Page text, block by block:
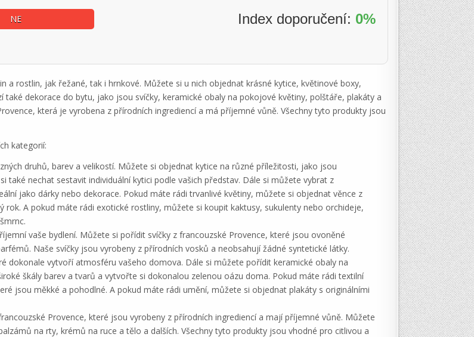
NE Index doporučení: 0%
a rostlin, jak řežané, tak i hrnkové. Můžete si u nich objednat krásné kytice, květinové boxy,
také dekorace do bytu, jako jsou svíčky, keramické obaly na pokojové květiny, polštáře, plakáty a
která je vyrobena z přírodních ingrediencí a má příjemné vůně. Všechny tyto produkty jsou
kategorií:
druhů, barev a velikostí. Můžete si objednat kytice na různé příležitosti, jako jsou
nechat sestavit individuální kytici podle vašich představ. Dále si můžete vybrat z
jako dárky nebo dekorace. Pokud máte rádi trvanlivé květiny, můžete si objednat věnce z
rok. A pokud máte rádi exotické rostliny, můžete si koupit kaktusy, sukulenty nebo orchideje,
vaše bydlení. Můžete si pořídit svíčky z francouzské Provence, které jsou ovoněné
Naše svíčky jsou vyrobeny z přírodních vosků a neobsahují žádné syntetické látky.
dokonale vytvoří atmosféru vašeho domova. Dále si můžete pořídit keramické obaly na
škály barev a tvarů a vytvořte si dokonalou zelenou oázu doma. Pokud máte rádi textilní
jsou měkké a pohodlné. A pokud máte rádi umění, můžete si objednat plakáty s originálními
Provence, které jsou vyrobeny z přírodních ingrediencí a mají příjemné vůně. Můžete
na rty, krémů na ruce a tělo a dalších. Všechny tyto produkty jsou vhodné pro citlivou a